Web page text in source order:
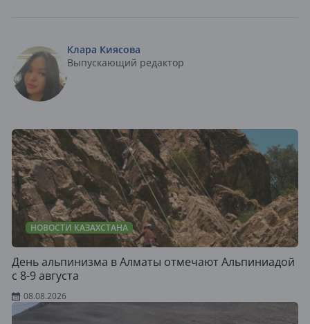
Клара Киясова
Выпускающий редактор
НОВОСТИ КАЗАХСТАНА
День альпинизма в Алматы отмечают Альпиниадой
с 8-9 августа
08.08.2026